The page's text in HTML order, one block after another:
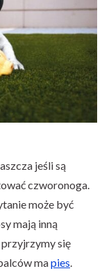
jeśli są
czworonoga.
może być
mają inną
się
mapies